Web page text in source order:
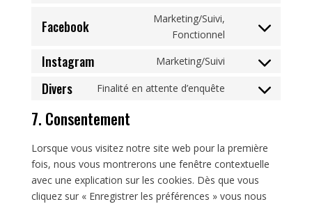
service
Facebook
Marketing/Suivi,
Fonctionnel
Consent
service
Instagram Marketing/Suivi
Consent
Divers Finalité en attente d’enquête
Consent
divers
7. Consentement
Lorsque vous visitez notre site web pour la première
fois, nous vous montrerons une fenêtre contextuelle
avec une explication sur les cookies. Dès que vous
cliquez sur « Enregistrer les préférences » vous nous